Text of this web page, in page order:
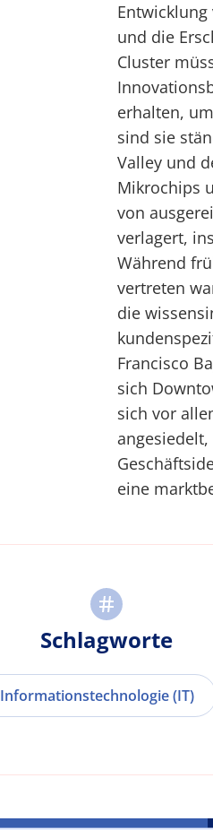
und die
Cluster
erhalten,
sind sie
Valley und
Mikrochips
von
verlagert,
Während
vertreten
die
Francisco
sich
sich vor
eine
Schlagworte
Informationstechnologie (IT)